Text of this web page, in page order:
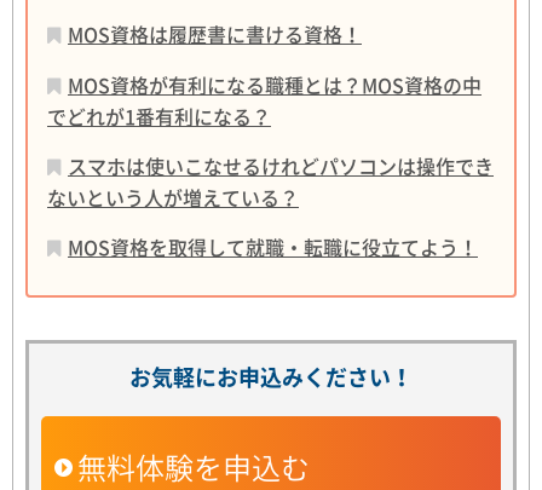
MOS資格は履歴書に書ける資格！
MOS資格が有利になる職種とは？MOS資格の中
でどれが1番有利になる？
スマホは使いこなせるけれどパソコンは操作でき
ないという人が増えている？
MOS資格を取得して就職・転職に役立てよう！
お気軽にお申込みください！
無料体験を申込む